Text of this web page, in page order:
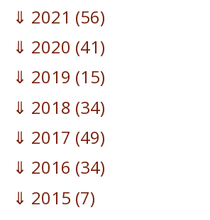
2021 (56)
2020 (41)
2019 (15)
2018 (34)
2017 (49)
2016 (34)
2015 (7)